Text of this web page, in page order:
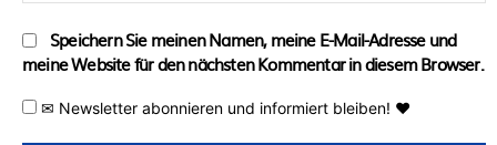
Speichern Sie meinen Namen, meine E-Mail-Adresse und
meine Website für den nächsten Kommentar in diesem Browser.
✉ Newsletter abonnieren und informiert bleiben! ♥